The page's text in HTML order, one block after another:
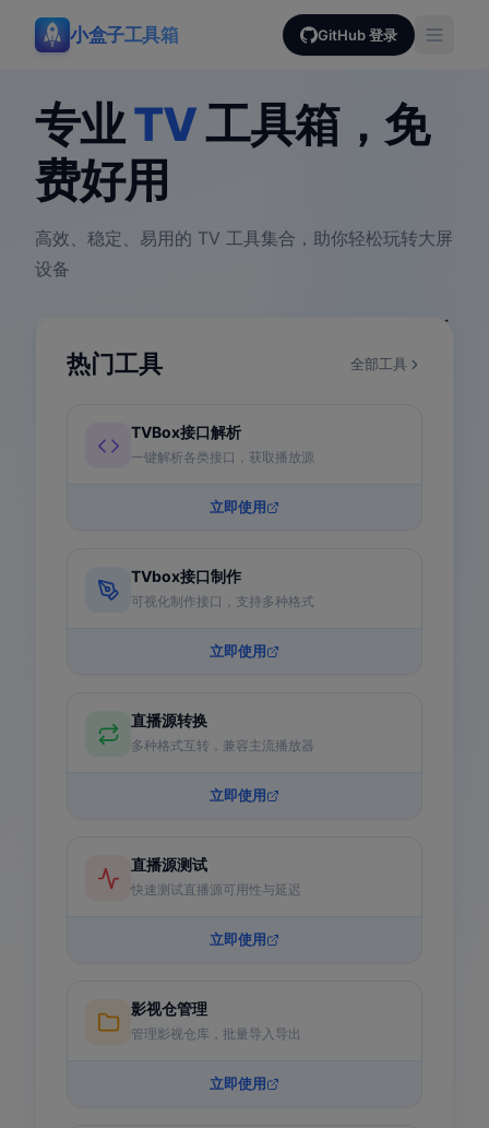
小盒子工具箱 GitHub 登录
专业TV工具箱，免
费好用
高效、稳定、易用的 TV 工具集合，助你轻松玩转大屏
设备
实用工具
持续更新
热门工具 全部工具
TVBox接口解析
一键解析各类接口，获取播放源
立即使用
TVbox接口制作
可视化制作接口，支持多种格式
立即使用
直播源转换
多种格式互转，兼容主流播放器
立即使用
直播源测试
快速测试直播源可用性与延迟
立即使用
影视仓管理
管理影视仓库，批量导入导出
立即使用